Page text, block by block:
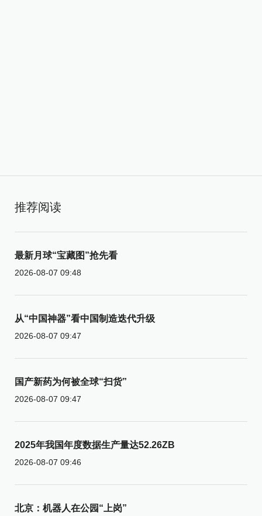
推荐阅读
最新月球“宝藏图”抢先看
2026-08-07 09:48
从“中国神器”看中国制造迭代升级
2026-08-07 09:47
国产新药为何被全球“扫货”
2026-08-07 09:47
2025年我国年度数据生产量达52.26ZB
2026-08-07 09:46
北京：机器人在公园“上岗”